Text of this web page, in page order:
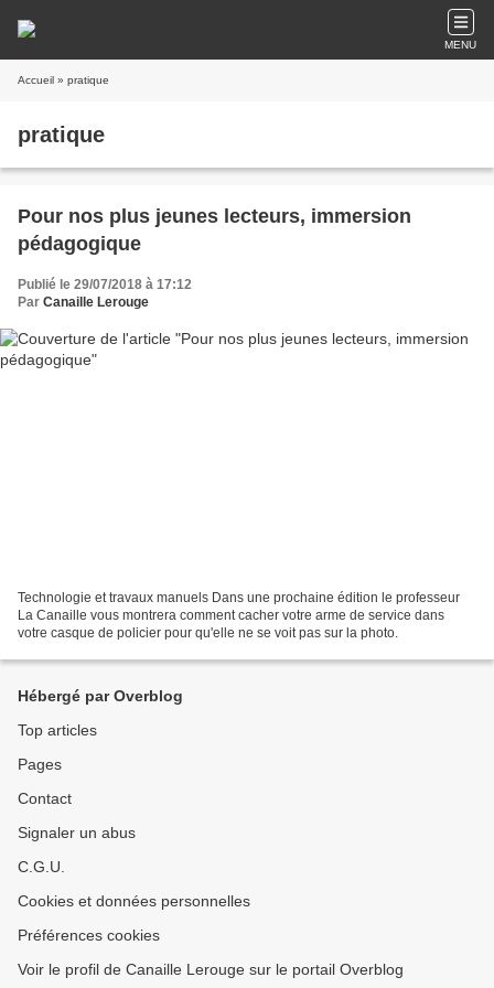
MENU
Accueil » pratique
pratique
Pour nos plus jeunes lecteurs, immersion
pédagogique
Publié le 29/07/2018 à 17:12
Par Canaille Lerouge
Technologie et travaux manuels Dans une prochaine édition le professeur
La Canaille vous montrera comment cacher votre arme de service dans
votre casque de policier pour qu'elle ne se voit pas sur la photo.
Hébergé par Overblog
Top articles
Pages
Contact
Signaler un abus
C.G.U.
Cookies et données personnelles
Préférences cookies
Voir le profil de Canaille Lerouge sur le portail Overblog